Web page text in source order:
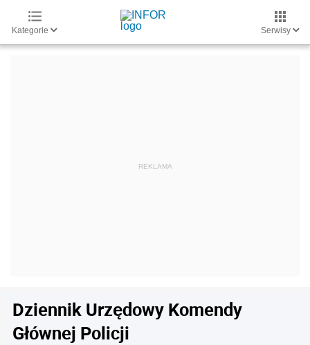
Kategorie Serwisy
Dziennik Urzędowy Komendy
Głównej Policji